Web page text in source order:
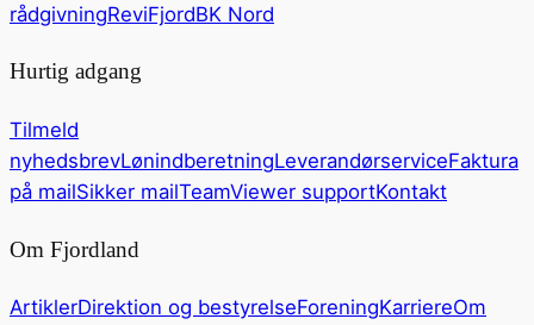
rådgivningReviFjordBK Nord
Hurtig adgang
Tilmeld
nyhedsbrevLønindberetningLeverandørserviceFaktura
på mailSikker mailTeamViewer supportKontakt
Om Fjordland
ArtiklerDirektion og bestyrelseForeningKarriereOm